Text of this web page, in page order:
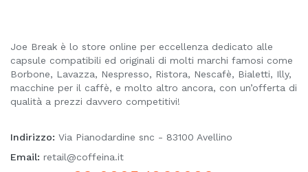
Joe Break è lo store online per eccellenza dedicato alle
capsule compatibili ed originali di molti marchi famosi come
Borbone, Lavazza, Nespresso, Ristora, Nescafè, Bialetti, Illy,
macchine per il caffè, e molto altro ancora, con un’offerta di
qualità a prezzi davvero competitivi!
Indirizzo: Via Pianodardine snc - 83100 Avellino
Email: retail@coffeina.it